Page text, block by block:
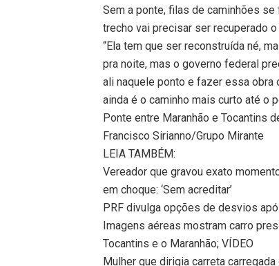
Sem a ponte, filas de caminhões
trecho vai precisar ser recuperado
“Ela tem que ser reconstruída né,
pra noite, mas o governo federal
ali naquele ponto e fazer essa
ainda é o caminho mais curto até o
Ponte entre Maranhão e Tocantins
Francisco Sirianno/Grupo Mirante
LEIA TAMBÉM:
Vereador que gravou exato
em choque: ‘Sem acreditar’
PRF divulga opções de desvios
Imagens aéreas mostram carro
Tocantins e o Maranhão; VÍDEO
Mulher que dirigia carreta